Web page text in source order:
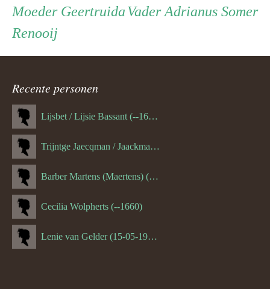
Persoon
ouder
navigatie
Vader Vader
Adrianus Somer
Moeder Moeder
Geertruida
Renooij
Recente personen
Lijsbet / Lijsie Bassant (--1687)
Trijntge Jaecqman / Jaackman (--1651)
Barber Martens (Maertens) (--1658)
Cecilia Wolpherts (--1660)
Lenie van Gelder (15-05-1970)